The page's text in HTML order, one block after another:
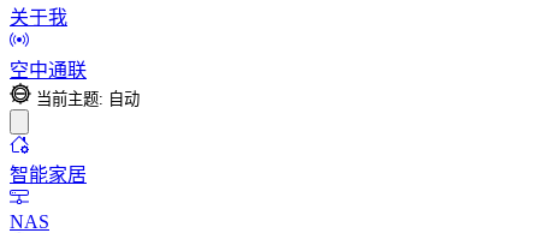
关于我
空中通联
当前主题: 自动
智能家居
NAS